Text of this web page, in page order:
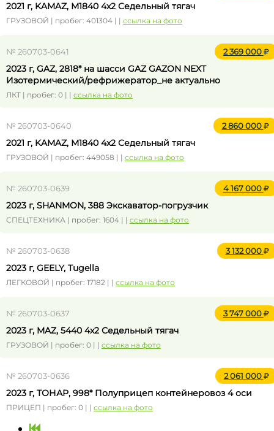
2021 г, KAMAZ, М1840 4x2 Седельный тягач
ГРУЗОВОЙ | пробег: 401304 | | ссылка на фото
№ 260703-0641 2 369 000
2023 г, GAZ, 2818* на шасси GAZ GAZON NEXT
Изотермический/рефрижератор_не актуально
ЛКТ | пробег: 0 | | ссылка на фото
№ 260703-0640 2 860 000
2021 г, KAMAZ, М1840 4x2 Седельный тягач
ГРУЗОВОЙ | пробег: 449058 | | ссылка на фото
№ 260703-0639 4 167 000
2023 г, SHANMON, 388 Экскаватор-погрузчик
СПЕЦТЕХНИКА | пробег: 1604 | | ссылка на фото
№ 260703-0638 3 132 000
2023 г, GEELY, Tugella
ЛЕГКОВОЙ | пробег: 17182 | | ссылка на фото
№ 260703-0637 3 747 000
2023 г, MAZ, 5440 4x2 Седельный тягач
ГРУЗОВОЙ | пробег: 0 | | ссылка на фото
№ 260703-0636 2 061 000
2023 г, ТОНАР, 998* Полуприцеп контейнеровоз 4 оси
ПРИЦЕП | пробег: 0 | | ссылка на фото